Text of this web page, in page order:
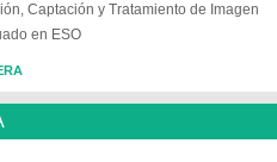
Captación y Tratamiento de Imagen
en ESO